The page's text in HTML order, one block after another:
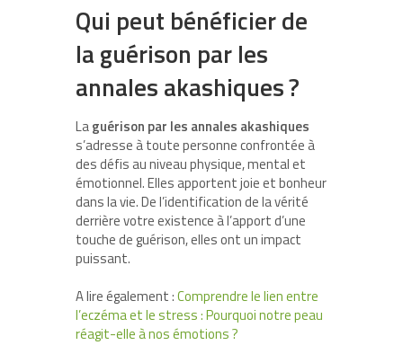
Qui peut bénéficier de
la guérison par les
annales akashiques ?
Laguérison par les annales akashiques
s’adresse à toute personne confrontée à
des défis au niveau physique, mental et
émotionnel. Elles apportent joie et bonheur
dans la vie. De l’identification de la vérité
derrière votre existence à l’apport d’une
touche de guérison, elles ont un impact
puissant.
A lire également :Comprendre le lien entre
l’eczéma et le stress : Pourquoi notre peau
réagit-elle à nos émotions ?